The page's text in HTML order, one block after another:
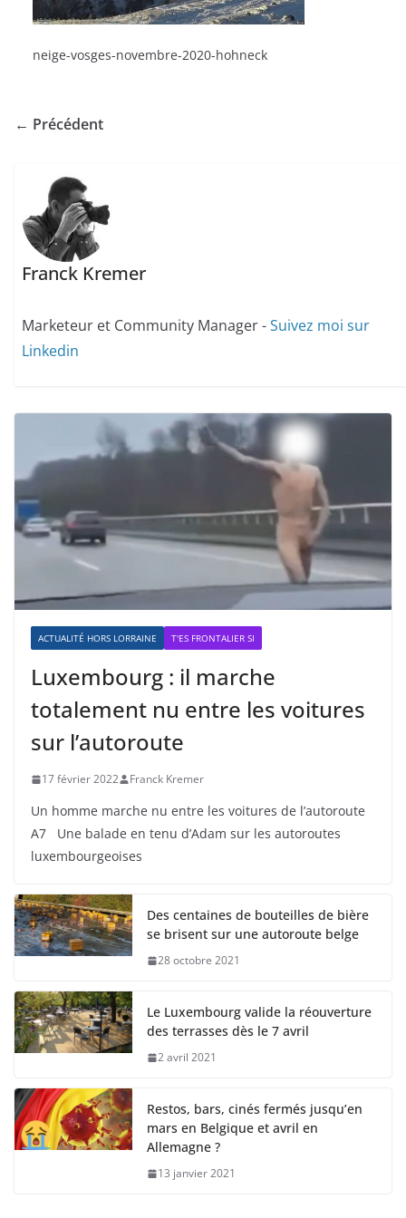
neige-vosges-novembre-2020-hohneck
← Précédent
Franck Kremer
Marketeur et Community Manager -Suivez moi sur
Linkedin
ACTUALITÉ HORS LORRAINE T'ES FRONTALIER SI
Luxembourg : il marche
totalement nu entre les voitures
sur l’autoroute
17 février 2022 Franck Kremer
Un homme marche nu entre les voitures de l’autoroute
A7 Une balade en tenu d’Adam sur les autoroutes
luxembourgeoises
Des centaines de bouteilles de bière
se brisent sur une autoroute belge
28 octobre 2021
Le Luxembourg valide la réouverture
des terrasses dès le 7 avril
2 avril 2021
Restos, bars, cinés fermés jusqu’en
mars en Belgique et avril en
Allemagne ?
13 janvier 2021